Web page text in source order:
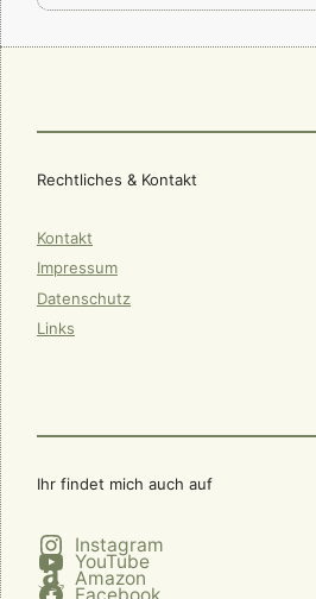
Rechtliches & Kontakt
Kontakt
Impressum
Datenschutz
Links
Ihr findet mich auch auf
Instagram
YouTube
Amazon